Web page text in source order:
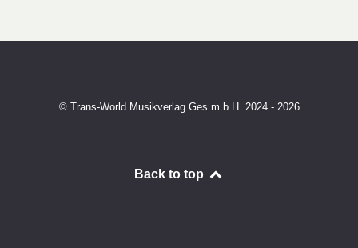
© Trans-World Musikverlag Ges.m.b.H. 2024 - 2026
Back to top